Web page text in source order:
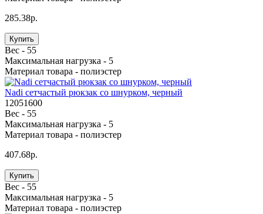
285.38р.
Купить
Вес - 55
Максимальная нагрузка - 5
Материал товара - полиэстер
Nadi cетчастый рюкзак со шнурком, черный
12051600
Вес - 55
Максимальная нагрузка - 5
Материал товара - полиэстер
407.68р.
Купить
Вес - 55
Максимальная нагрузка - 5
Материал товара - полиэстер